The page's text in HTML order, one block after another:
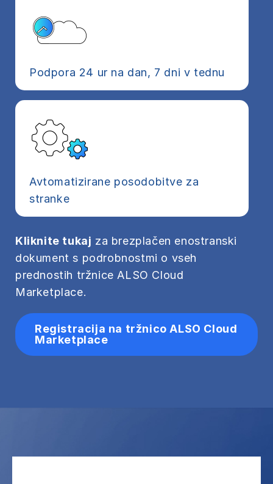
Podpora 24 ur na dan, 7 dni v tednu
Avtomatizirane posodobitve za
stranke
Kliknite tukaj za brezplačen enostranski
dokument s podrobnostmi o vseh
prednostih tržnice ALSO Cloud
Marketplace.
Registracija na tržnico ALSO Cloud
Marketplace